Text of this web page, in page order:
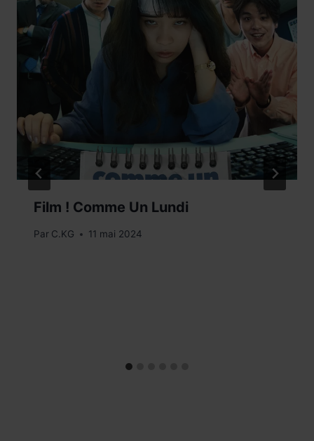
Film ! Comme Un Lundi
Par C.KG 11 mai 2024